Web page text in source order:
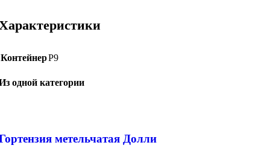
КонтейнерР9
одной категории
метельчатая Долли